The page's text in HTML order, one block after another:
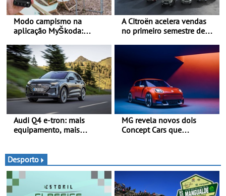
Modo campismo na
aplicação MyŠkoda:
veículos elétricos
A Citroën acelera vendas
no primeiro semestre de
renovada, uma dinâmica
Audi Q4 e-tron: mais
equipamento, mais
Até 740 quilómetros de
autonomia e carregamento
mais rápido
MG revela novos dois
Concept Cars que
Festival of Speed 2026
Desporto